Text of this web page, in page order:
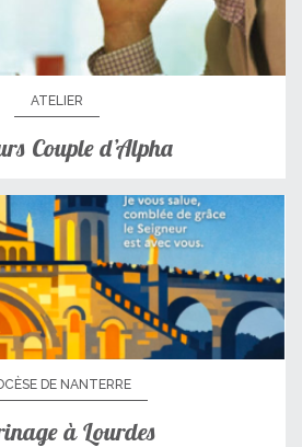
ATELIER
Couple d’Alpha
DE NANTERRE
à Lourdes